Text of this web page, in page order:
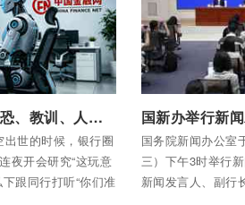
AI与银行这三年：惶恐、教训、人才、数据质量与头部玩家群像
世的时候，银行圈
夜开会研究“这玩意
跟同行打听“你们准
国务院新闻办公室
三）下午3时举行
新闻发言人、副行